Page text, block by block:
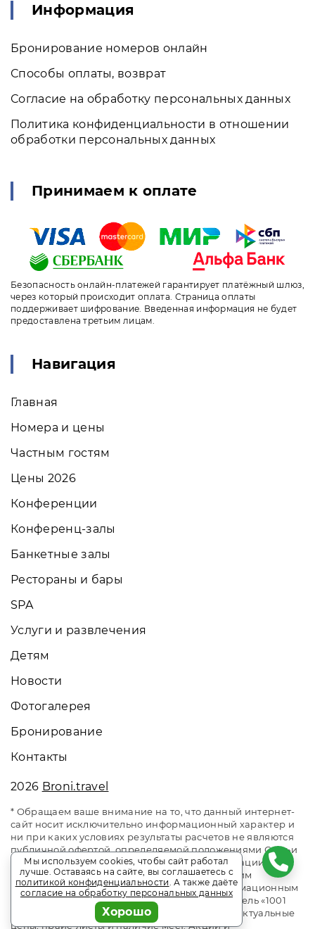
Информация
Бронирование номеров онлайн
Способы оплаты, возврат
Согласие на обработку персональных данных
Политика конфиденциальности в отношении
обработки персональных данных
Принимаем к оплате
Безопасность онлайн-платежей гарантирует платёжный шлюз,
через который происходит оплата. Страница оплаты
поддерживает шифрование. Введенная информация не будет
предоставлена третьим лицам.
Навигация
Главная
Номера и цены
Частным гостям
Цены 2026
Конференции
Конференц-залы
Банкетные залы
Рестораны и бары
SPA
Услуги и развлечения
Детям
Новости
Фотогалерея
Бронирование
Контакты
2026 Broni.travel
* Обращаем ваше внимание на то, что данный интернет-
сайт носит исключительно информационный характер и
ни при каких условиях результаты расчетов не являются
публичной офертой, определяемой положениями Статьи
437 Гражданского кодекса Российской Федерации. За
окончательным расчетом обращайтесь к нашим
менеджерам. Данный ресурс является информационным
сайтом сервиса бронирования Broni.travel. Отель «1001
Ночь». Сайт онлайн бронирования номеров. Актуальные
цены, прайс-листы и наличие мест. Акции и
Мы используем cookies, чтобы сайт работал
лучше. Оставаясь на сайте, вы соглашаетесь с
политикой конфиденциальности. А также даёте
согласие на обработку персональных данных
Хорошо